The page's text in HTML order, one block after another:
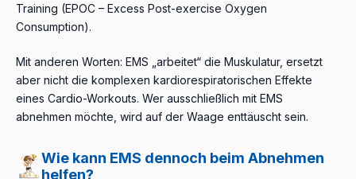
Training (EPOC – Excess Post-exercise Oxygen
Consumption).
Mit anderen Worten: EMS „arbeitet“ die Muskulatur, ersetzt
aber nicht die komplexen kardiorespiratorischen Effekte
eines Cardio-Workouts. Wer ausschließlich mit EMS
abnehmen möchte, wird auf der Waage enttäuscht sein.
Wie kann EMS dennoch beim Abnehmen
helfen?